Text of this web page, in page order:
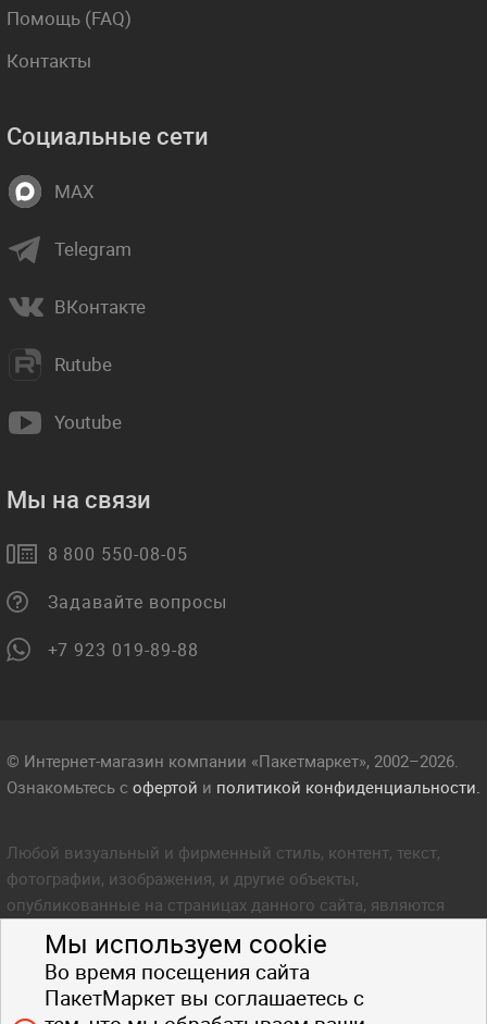
Мы используем cookie
Во время посещения сайта
ПакетМаркет вы соглашаетесь с
Помощь (FAQ)
Контакты
Социальные сети
MAX
Telegram
ВКонтакте
Rutube
Youtube
Мы на связи
8 800 550-08-05
Задавайте вопросы
+7 923 019-89-88
© Интернет-магазин компании «Пакетмаркет», 2002–2026.
Ознакомьтесь с офертой и политикой конфиденциальности.
Любой визуальный и фирменный стиль, контент, текст,
фотографии, изображения, и другие объекты,
опубликованные на страницах данного сайта, являются
объектом прав интеллектуальной собственности компании
Пакетмаркет. Любое копирование стиля, контента, текста,
фотографий, изображений и других объектов данного сайта
запрещено.